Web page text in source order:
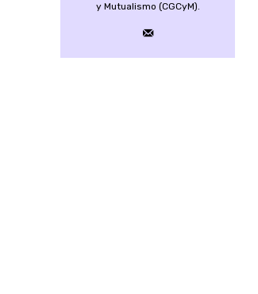
y Mutualismo (CGCyM).